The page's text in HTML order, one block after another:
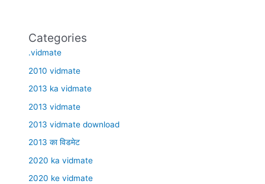
Categories
.vidmate
2010 vidmate
2013 ka vidmate
2013 vidmate
2013 vidmate download
2013 का विडमेट
2020 ka vidmate
2020 ke vidmate